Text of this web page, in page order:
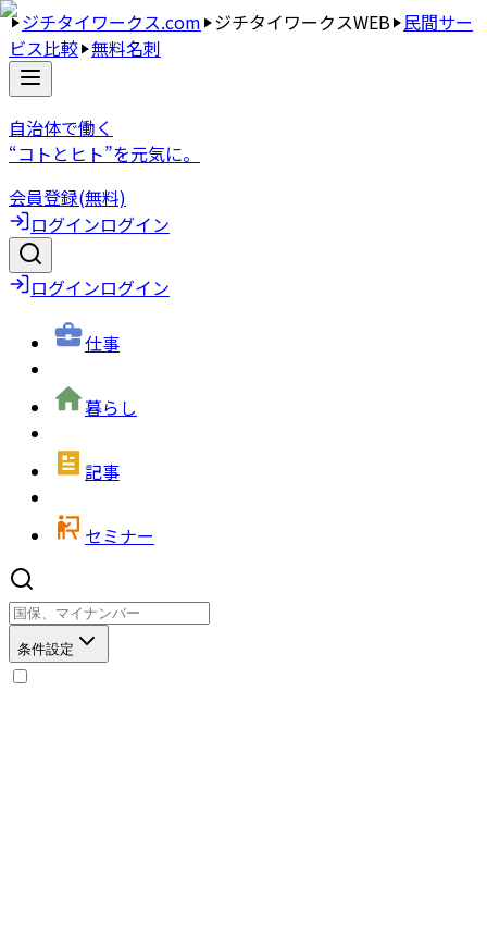
ジチタイワークス.com ジチタイワークスWEB 民間サー
ビス比較 無料名刺
自治体で働く
“コトとヒト”を元気に。
会員登録(無料)
ログインログイン
ログインログイン
仕事
暮らし
記事
セミナー
条件設定